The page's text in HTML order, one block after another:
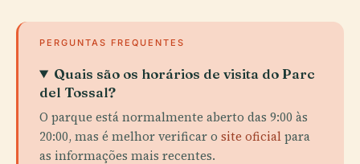
PERGUNTAS FREQUENTES
Quais são os horários de visita do Parc
del Tossal?
O parque está normalmente aberto das 9:00 às
20:00, mas é melhor verificar o site oficialpara
as informações mais recentes.